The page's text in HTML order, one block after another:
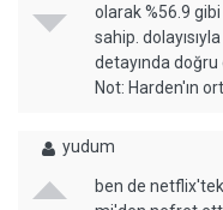
olarak %56.9
sahip.
detayında doğru
Not: Harden'ın
yudum
ben de